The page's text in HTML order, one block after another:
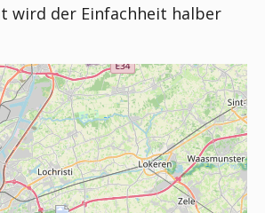
wird der Einfachheit halber